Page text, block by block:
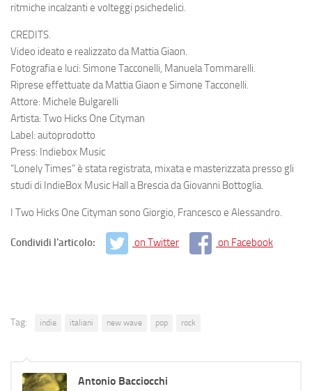
ritmiche incalzanti e volteggi psichedelici.
CREDITS.
Video ideato e realizzato da Mattia Giaon.
Fotografia e luci: Simone Tacconelli, Manuela Tommarelli.
Riprese effettuate da Mattia Giaon e Simone Tacconelli.
Attore: Michele Bulgarelli
Artista: Two Hicks One Cityman
Label: autoprodotto
Press: Indiebox Music
“Lonely Times” è stata registrata, mixata e masterizzata presso gli
studi di IndieBox Music Hall a Brescia da Giovanni Bottoglia.
I Two Hicks One Cityman sono Giorgio, Francesco e Alessandro.
Condividi l'articolo: on Twitter on Facebook
Tag: indie italiani new wave pop rock
Antonio Bacciocchi